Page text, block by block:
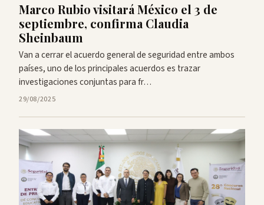
Marco Rubio visitará México el 3 de
septiembre, confirma Claudia
Sheinbaum
Van a cerrar el acuerdo general de seguridad entre ambos
países, uno de los principales acuerdos es trazar
investigaciones conjuntas para fr…
29/08/2025